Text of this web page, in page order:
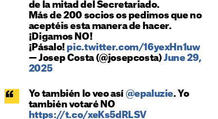
de la mitad del Secretariado.
Más de 200 socios os pedimos que no
aceptéis esta manera de hacer.
¡Digamos NO!
¡Pásalo! pic.twitter.com/16yexHn1uw
— Josep Costa (@josepcosta)June 29,
2025
Yo también lo veo así @epaluzie. Yo
también votaré NO
https://t.co/xeKs5dRLSV